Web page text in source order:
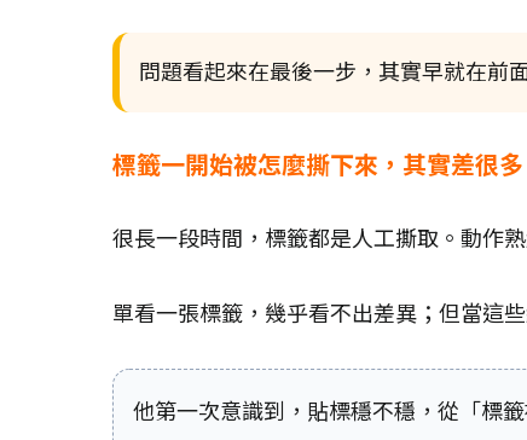
問題看起來在最後一步，其實早就在前
標籤一開始被怎麼撕下來，其實差很多
很長一段時間，標籤都是人工撕取。動作
單看一張標籤，幾乎看不出差異；但當這
他第一次意識到，貼標穩不穩，從「標